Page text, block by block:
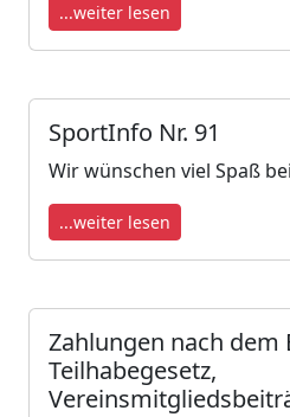
...weiter lesen
SportInfo Nr. 91
Wir wünschen viel Spaß
...weiter lesen
Zahlungen nach dem
Teilhabegesetz,